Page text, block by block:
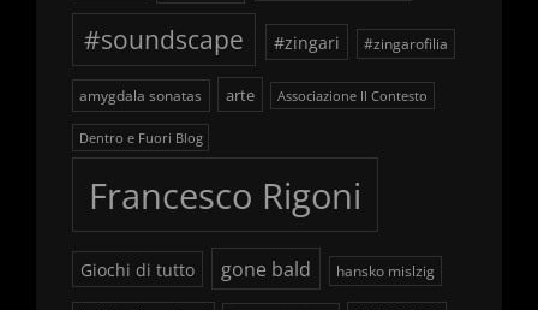
#soundscape #zingari #zingarofilia
amygdala sonatas arte Associazione Il Contesto
Dentro e Fuori Blog
Francesco Rigoni
Giochi di tutto gone bald hansko mislzig